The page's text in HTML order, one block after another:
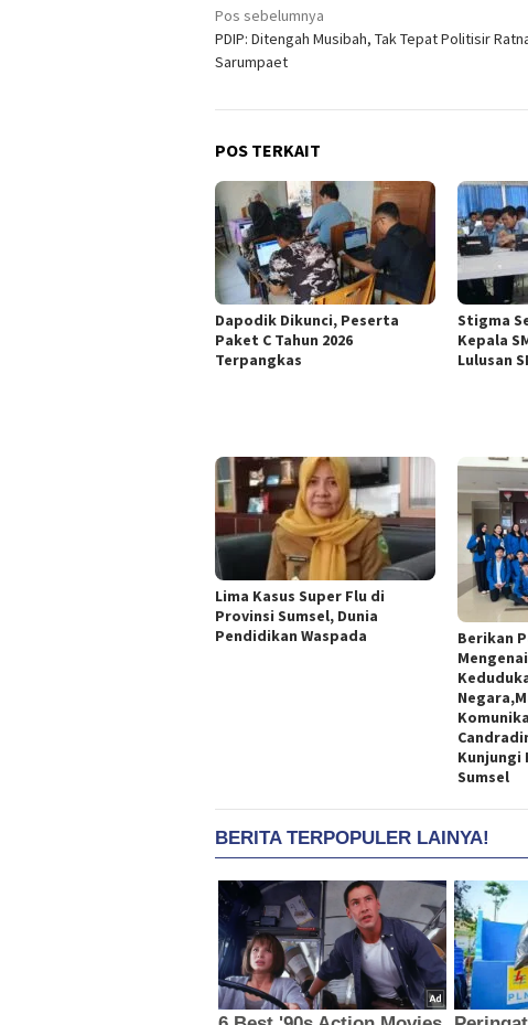
Navigasi
pos
Pos sebelumnya
PDIP: Ditengah Musibah, Tak Tepat Politisir
Sarumpaet
POS TERKAIT
Dapodik Dikunci, Peserta
Paket C Tahun 2026
Terpangkas
Stigma
Kepala
Lulusan
Lima Kasus Super Flu di
Provinsi Sumsel, Dunia
Pendidikan Waspada
Berikan
Kunjungi
Sumsel